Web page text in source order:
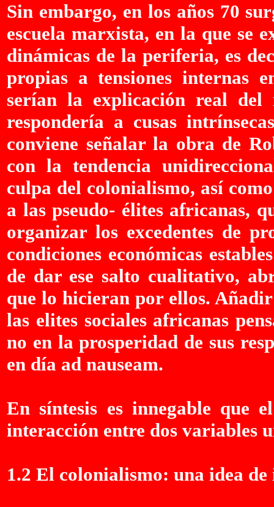
Sin embargo, en los años 70
escuela marxista, en la que se
dinámicas de la periferia, es
propias a tensiones internas
serían la explicación real
respondería a cusas
conviene señalar la obra de
con la tendencia
culpa del colonialismo, así
a las pseudo- élites africanas,
organizar los excedentes de
condiciones económicas
de dar ese salto cualitativo,
que lo hicieran por ellos.
las elites sociales africanas
no en la prosperidad de sus
en día ad nauseam.
En síntesis es innegable que
interacción entre dos variables
1.2 El colonialismo: una idea de